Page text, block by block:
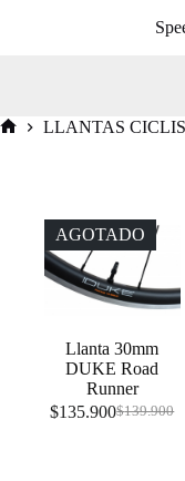
LLANTAS
AGOTADO
Llanta 30mm
DUKE Road
Runner
$139.900
El
$135.900El